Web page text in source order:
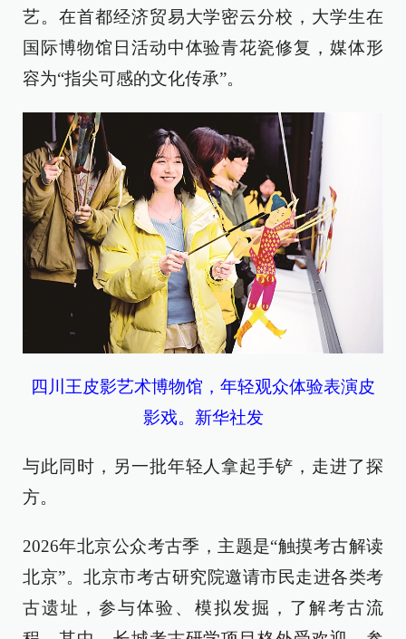
艺。在首都经济贸易大学密云分校，大学生在
国际博物馆日活动中体验青花瓷修复，媒体形
容为“指尖可感的文化传承”。
四川王皮影艺术博物馆，年轻观众体验表演皮
影戏。新华社发
与此同时，另一批年轻人拿起手铲，走进了探
方。
2026年北京公众考古季，主题是“触摸考古解读
北京”。北京市考古研究院邀请市民走进各类考
古遗址，参与体验、模拟发掘，了解考古流